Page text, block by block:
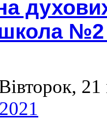
№2
2021